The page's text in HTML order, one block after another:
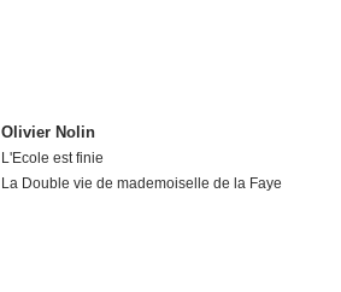
Olivier Nolin
L'Ecole est finie
La Double vie de mademoiselle de la Faye